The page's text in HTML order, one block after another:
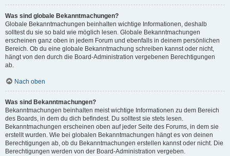
Was sind globale Bekanntmachungen?
Globale Bekanntmachungen beinhalten wichtige Informationen, deshalb
solltest du sie so bald wie möglich lesen. Globale Bekanntmachungen
erscheinen ganz oben in jedem Forum und ebenfalls in deinem persönlichen
Bereich. Ob du eine globale Bekanntmachung schreiben kannst oder nicht,
hängt von den durch die Board-Administration vergebenen Berechtigungen
ab.
Nach oben
Was sind Bekanntmachungen?
Bekanntmachungen beinhalten meist wichtige Informationen zu dem Bereich
des Boards, in dem du dich befindest. Du solltest sie stets lesen.
Bekanntmachungen erscheinen oben auf jeder Seite des Forums, in dem sie
erstellt wurden. Wie bei globalen Bekanntmachungen hängt es von deinen
Berechtigungen ab, ob du Bekanntmachungen erstellen kannst oder nicht. Die
Berechtigungen werden von der Board-Administration vergeben.